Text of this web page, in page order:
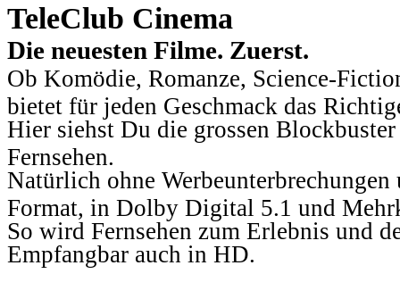
TeleClub Cinema
Die neuesten Filme. Zuerst.
Ob Komödie, Romanze, Science-
bietet für jeden Geschmack das
Hier siehst Du die grossen
Fernsehen.
Natürlich ohne
Format, in Dolby Digital 5.1 und
So wird Fernsehen zum Erlebnis und
Empfangbar auch in HD.